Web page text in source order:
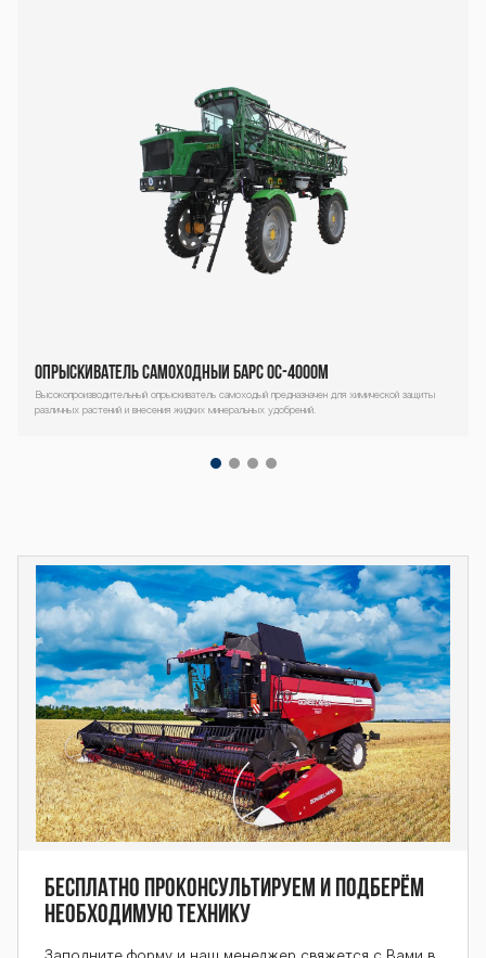
С-2500М Барс
ОС-2500М Бар
с ОС-2500М Ба
рс ОС-2500М Б
арс ОС-2500М
М Барс ОС-250
0М Барс ОС-25
00М Барс ОС-2
500М Барс ОС-
Опрыскиватель самоходный Барс ОС-4000М
Высокопроизводительный опрыскиватель самоходый предназначен для химической защиты
различных растений и внесения жидких минеральных удобрений.
Бесплатно проконсультируем и подберём
необходимую технику